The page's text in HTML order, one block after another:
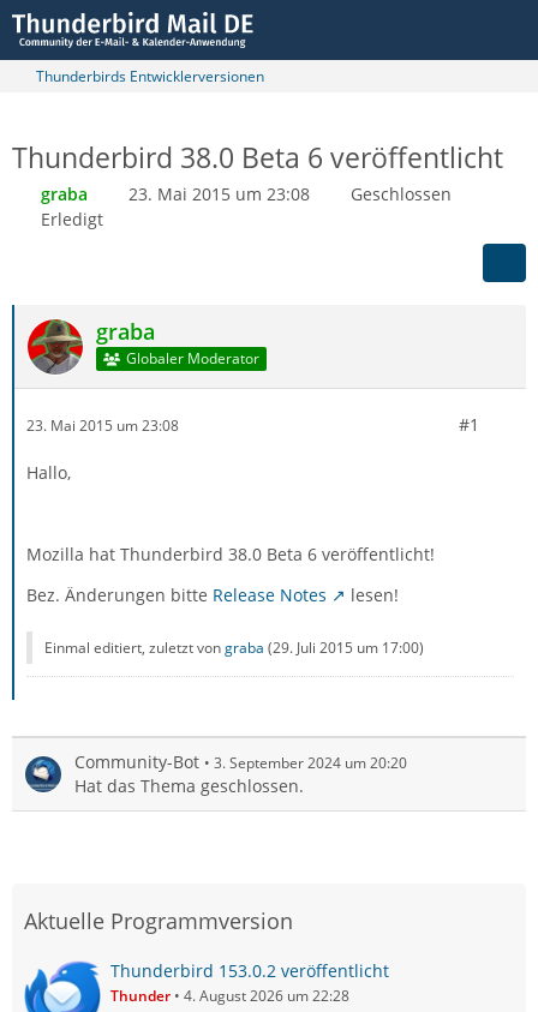
Thunderbirds Entwicklerversionen
Thunderbird 38.0 Beta 6 veröffentlicht
graba 23. Mai 2015 um 23:08
Geschlossen
Erledigt
graba
Globaler Moderator
23. Mai 2015 um 23:08 #1
Hallo,
Mozilla hat Thunderbird 38.0 Beta 6 veröffentlicht!
Bez. Änderungen bitte Release Notes lesen!
Einmal editiert, zuletzt vongraba (29. Juli 2015 um 17:00)
Community-Bot 3. September 2024 um 20:20
Hat das Thema geschlossen.
Aktuelle Programmversion
Thunderbird 153.0.2 veröffentlicht
Thunder 4. August 2026 um 22:28